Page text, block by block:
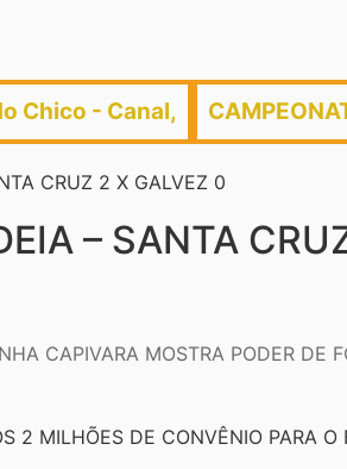
Chico - Canal,
– SANTA
CAPIVARA MOSTRA PODER